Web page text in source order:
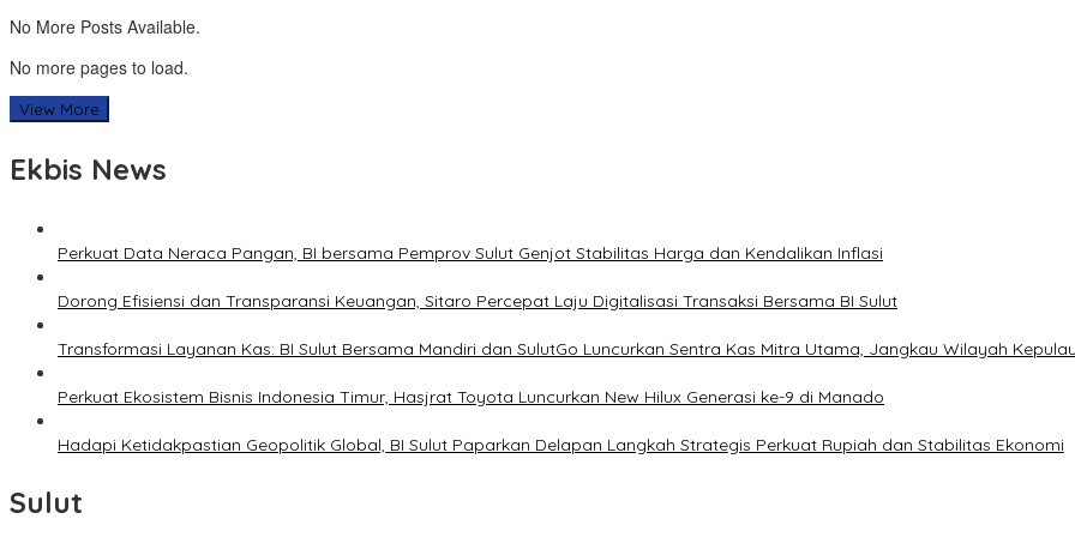
No More Posts Available.
No more pages to load.
View More
Ekbis News
Perkuat Data Neraca Pangan, BI bersama Pemprov Sulut Genjot Stabilitas Harga dan Kendalikan Inflasi
Dorong Efisiensi dan Transparansi Keuangan, Sitaro Percepat Laju Digitalisasi Transaksi Bersama BI Sulut
Transformasi Layanan Kas: BI Sulut Bersama Mandiri dan SulutGo Luncurkan Sentra Kas Mitra Utama, Jangkau Wilayah
Perkuat Ekosistem Bisnis Indonesia Timur, Hasjrat Toyota Luncurkan New Hilux Generasi ke-9 di Manado
Hadapi Ketidakpastian Geopolitik Global, BI Sulut Paparkan Delapan Langkah Strategis Perkuat Rupiah dan Stabilitas Ekonomi
Sulut